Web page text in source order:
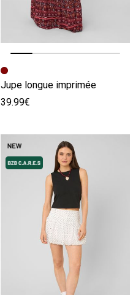
Image précédente
Image suivante
Jupe longue imprimée
39.99€